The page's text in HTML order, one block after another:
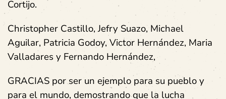
Cortijo.
Christopher Castillo, Jefry Suazo, Michael
Aguilar, Patricia Godoy, Victor Hernández, Maria
Valladares y Fernando Hernández,
GRACIAS por ser un ejemplo para su pueblo y
para el mundo, demostrando que la lucha